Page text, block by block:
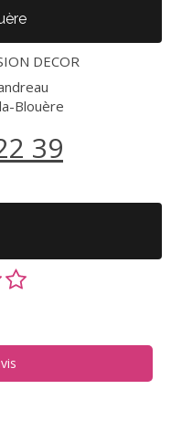
DECOR
Blouère
39